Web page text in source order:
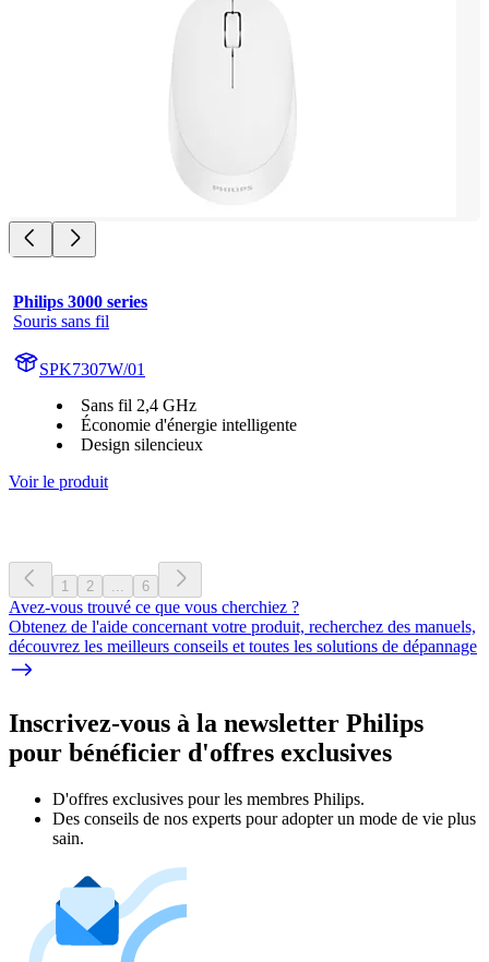
Philips 3000 series
Souris sans fil
SPK7307W/01
Sans fil 2,4 GHz
Économie d'énergie intelligente
Design silencieux
Voir le produit
1 2 ... 6
Avez-vous trouvé ce que vous cherchiez ?
Obtenez de l'aide concernant votre produit, recherchez des manuels,
découvrez les meilleurs conseils et toutes les solutions de dépannage
Inscrivez-vous à la newsletter Philips
pour bénéficier d'offres exclusives
D'offres exclusives pour les membres Philips.
Des conseils de nos experts pour adopter un mode de vie plus
sain.